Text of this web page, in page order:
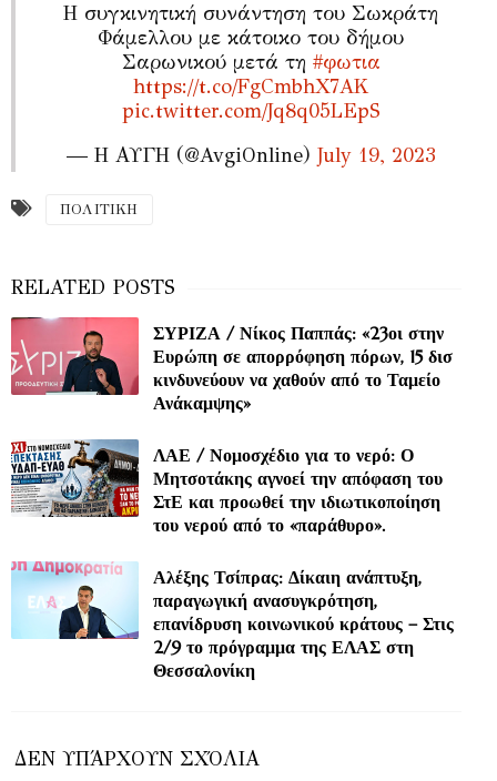
Η συγκινητική συνάντηση του Σωκράτη
Φάμελλου με κάτοικο του δήμου
Σαρωνικού μετά τη #φωτια
https://t.co/FgCmbhX7AK
pic.twitter.com/Jq8q05LEpS
— Η ΑΥΓΗ (@AvgiOnline) July 19, 2023
ΠΟΛΙΤΙΚΗ
ΣΥΡΙΖΑ / Νίκος Παππάς: «23οι στην
Ευρώπη σε απορρόφηση πόρων, 15 δισ
κινδυνεύουν να χαθούν από το Ταμείο
Ανάκαμψης»
ΛΑΕ / Νομοσχέδιο για το νερό: Ο
Μητσοτάκης αγνοεί την απόφαση του
ΣτΕ και προωθεί την ιδιωτικοποίηση
του νερού από το «παράθυρο».
Αλέξης Τσίπρας: Δίκαιη ανάπτυξη,
παραγωγική ανασυγκρότηση,
επανίδρυση κοινωνικού κράτους – Στις
2/9 το πρόγραμμα της ΕΛΑΣ στη
Θεσσαλονίκη
ΔΕΝ ΥΠΆΡΧΟΥΝ ΣΧΌΛΙΑ